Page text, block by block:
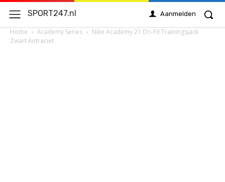
SPORT247.nl Aanmelden
Home Academy Series
Nike Academy 21 Dri-Fit Trainingsjack
Zwart Antraciet